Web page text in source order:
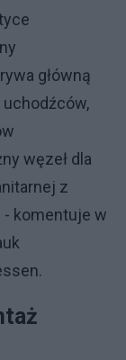
główną
węzeł dla
z
- komentuje w